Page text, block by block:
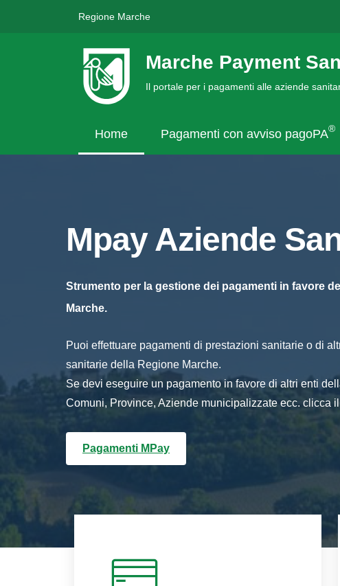
Regione Marche
Marche Payment
Il portale per i pagamenti alle aziende
Home Pagamenti con avviso pagoPA®
Mpay Aziende
Strumento per la gestione dei pagamenti in favore
Marche.
Puoi effettuare pagamenti di prestazioni sanitarie o di
sanitarie della Regione Marche.
Se devi eseguire un pagamento in favore di altri enti
Comuni, Province, Aziende municipalizzate ecc. clicca
Pagamenti MPay